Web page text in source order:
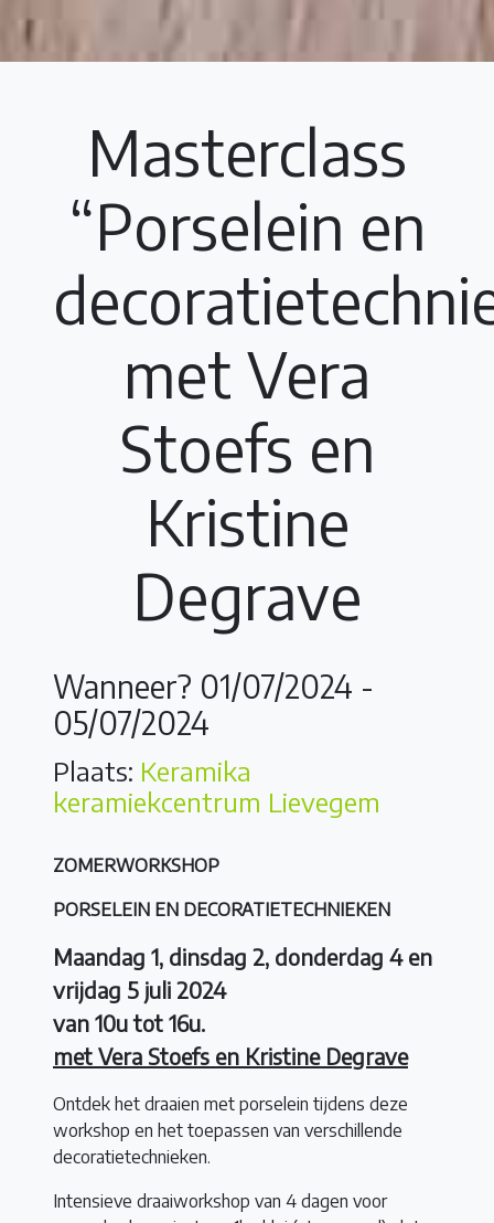
Masterclass
“Porselein en
met Vera
Stoefs en
Kristine
Degrave
Wanneer? 01/07/2024 -
05/07/2024
Plaats: Keramika
keramiekcentrum Lievegem
ZOMERWORKSHOP
PORSELEIN EN DECORATIETECHNIEKEN
Maandag 1, dinsdag 2, donderdag 4 en
vrijdag 5 juli 2024
van 10u tot 16u.
met Vera Stoefs en Kristine Degrave
Ontdek het draaien met porselein tijdens deze
workshop en het toepassen van verschillende
decoratietechnieken.
Intensieve draaiworkshop van 4 dagen voor